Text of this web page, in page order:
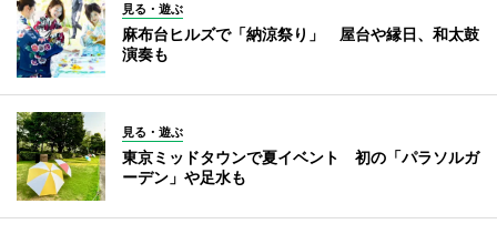
見る・遊ぶ
麻布台ヒルズで「納涼祭り」 屋台や縁日、和太鼓
演奏も
見る・遊ぶ
東京ミッドタウンで夏イベント 初の「パラソルガ
ーデン」や足水も